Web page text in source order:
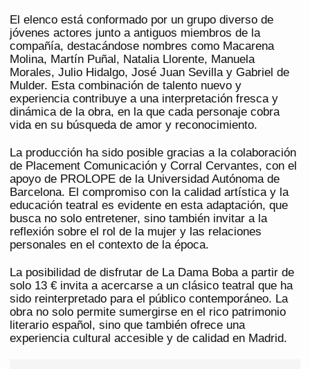
El elenco está conformado por un grupo diverso de
jóvenes actores junto a antiguos miembros de la
compañía, destacándose nombres como Macarena
Molina, Martín Puñal, Natalia Llorente, Manuela
Morales, Julio Hidalgo, José Juan Sevilla y Gabriel de
Mulder. Esta combinación de talento nuevo y
experiencia contribuye a una interpretación fresca y
dinámica de la obra, en la que cada personaje cobra
vida en su búsqueda de amor y reconocimiento.
La producción ha sido posible gracias a la colaboración
de Placement Comunicación y Corral Cervantes, con el
apoyo de PROLOPE de la Universidad Autónoma de
Barcelona. El compromiso con la calidad artística y la
educación teatral es evidente en esta adaptación, que
busca no solo entretener, sino también invitar a la
reflexión sobre el rol de la mujer y las relaciones
personales en el contexto de la época.
La posibilidad de disfrutar de La Dama Boba a partir de
solo 13 € invita a acercarse a un clásico teatral que ha
sido reinterpretado para el público contemporáneo. La
obra no solo permite sumergirse en el rico patrimonio
literario español, sino que también ofrece una
experiencia cultural accesible y de calidad en Madrid.